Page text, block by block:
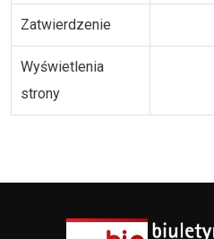
Zatwierdzenie
Wyświetlenia
strony